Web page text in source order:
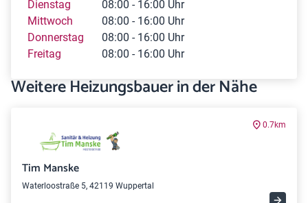
Dienstag
08:00 - 16:00 Uhr
Mittwoch
08:00 - 16:00 Uhr
Donnerstag
08:00 - 16:00 Uhr
Freitag
08:00 - 16:00 Uhr
Weitere Heizungsbauer in der Nähe
0.7km
Tim Manske
Waterloostraße 5, 42119 Wuppertal